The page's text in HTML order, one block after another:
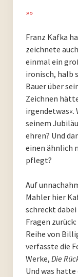
PoesieFest
PoesieFest
PoesieFest
PoesieFest
PoesieFest
PoesieFest
PoesieFest
PoesieFest
PoesieFest
»»
Franz Kafka
zeichnete
einmal ein
ironisch, halb
Bauer über
Zeichnen
irgendetwas«.
seinem
ehren? Und
einen ähnlich
pflegt?
Auf
Mahler hier
schreckt
Fragen
Reihe von
verfasste die
Werke, Die
Und was